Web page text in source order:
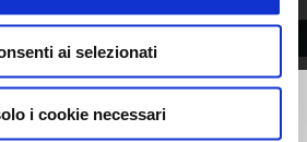
ai selezionati
i cookie necessari